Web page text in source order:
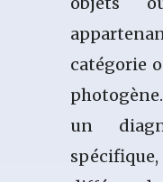
catégorie
un